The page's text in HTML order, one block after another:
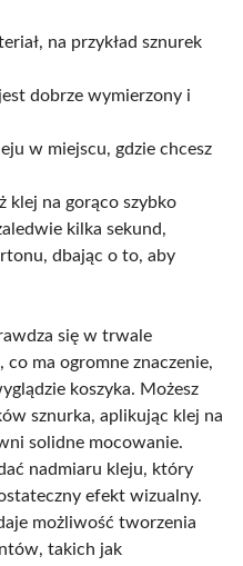
na przykład sznurek
dobrze wymierzony i
w miejscu, gdzie chcesz
klej na gorąco szybko
kilka sekund,
dbając o to, aby
się w trwale
ma ogromne znaczenie,
koszyka. Możesz
sznurka, aplikując klej na
solidne mocowanie.
nadmiaru kleju, który
efekt wizualny.
możliwość tworzenia
takich jak